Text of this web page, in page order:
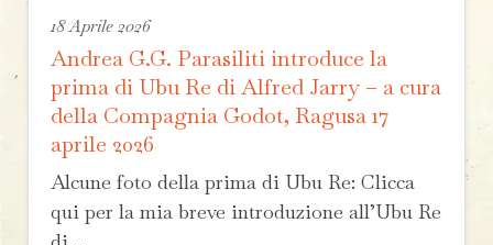
18 Aprile 2026
Andrea G.G. Parasiliti introduce la
prima di Ubu Re di Alfred Jarry – a cura
della Compagnia Godot, Ragusa 17
aprile 2026
Alcune foto della prima di Ubu Re: Clicca
qui per la mia breve introduzione all’Ubu Re